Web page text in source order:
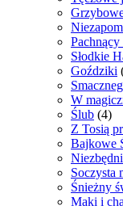
Pachnący
Słodkie
Goździki
W
Ślub (4)
Z Tosią
Bajkowe
Soczysta
Śnieżny
Maki i